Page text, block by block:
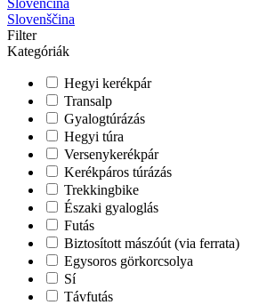
Slovenščina
Filter
Kategóriák
Hegyi kerékpár
Transalp
Gyalogtúrázás
Hegyi túra
Versenykerékpár
Kerékpáros túrázás
Trekkingbike
Északi gyaloglás
Futás
Biztosított mászóút (via ferrata)
Egysoros görkorcsolya
Sí
Távfutás